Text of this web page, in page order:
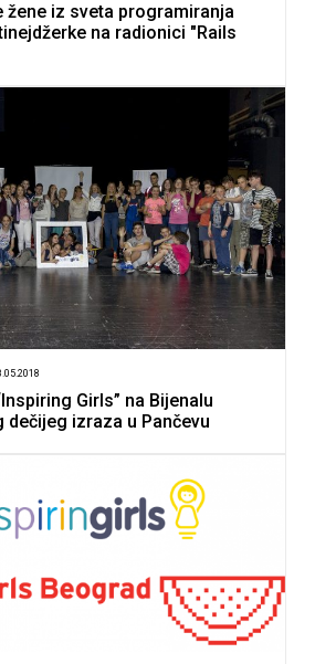
žene iz sveta programiranja
na radionici "Rails
Girls” na Bijenalu
dečijeg izraza u Pančevu